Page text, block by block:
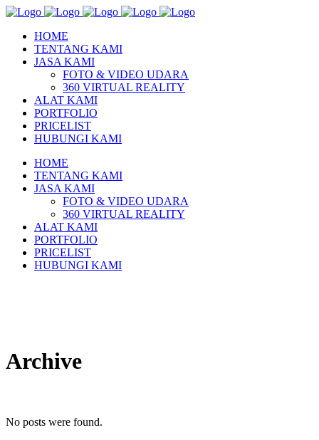
HOME
TENTANG KAMI
JASA KAMI
FOTO & VIDEO UDARA
360 VIRTUAL REALITY
ALAT KAMI
PORTFOLIO
PRICELIST
HUBUNGI KAMI
HOME
TENTANG KAMI
JASA KAMI
FOTO & VIDEO UDARA
360 VIRTUAL REALITY
ALAT KAMI
PORTFOLIO
PRICELIST
HUBUNGI KAMI
Archive
No posts were found.